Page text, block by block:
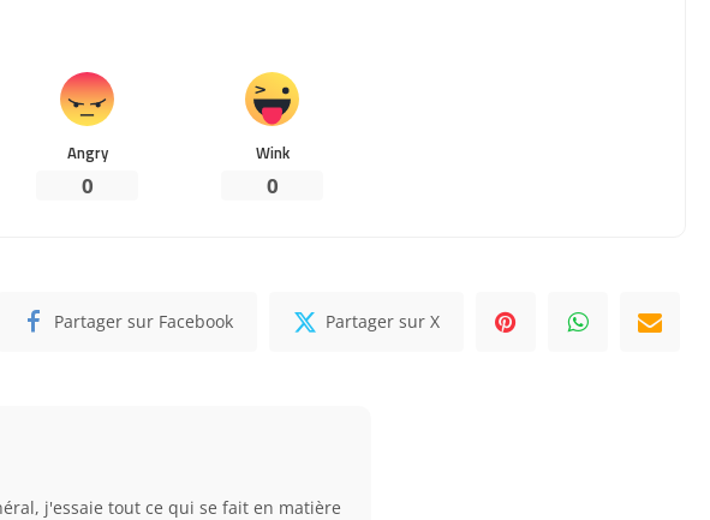
Angry
0
Wink
0
Partager sur Facebook Partager sur X
j'essaie tout ce qui se fait en matière